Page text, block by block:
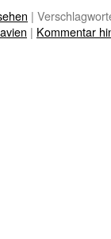
|
| Kommentar